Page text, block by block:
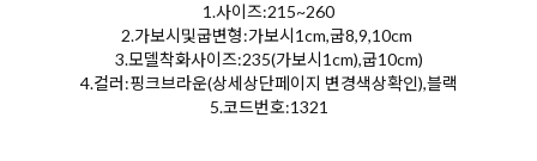
1.사이즈:215~260
2.가보시및굽변형:가보시1cm,굽8,9,10cm
3.모델착화사이즈:235(가보시1cm),굽10cm)
4.컬러:핑크브라운(상세상단페이지 변경색상확인),블랙
5.코드번호:1321